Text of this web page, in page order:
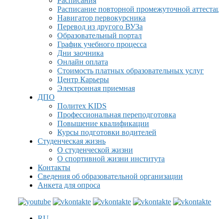
Расписание повторной промежуточной
Навигатор первокурсника
Перевод из другого ВУЗа
Образовательный портал
График учебного процесса
Дни заочника
Онлайн оплата
Стоимость платных образовательных услуг
Центр Карьеры
Электронная приемная
ДПО
Политех KIDS
Профессиональная переподготовка
Повышение квалификации
Курсы подготовки водителей
Студенческая жизнь
О студенческой жизни
О спортивной жизни института
Контакты
Сведения об образовательной организации
Анкета для опроса